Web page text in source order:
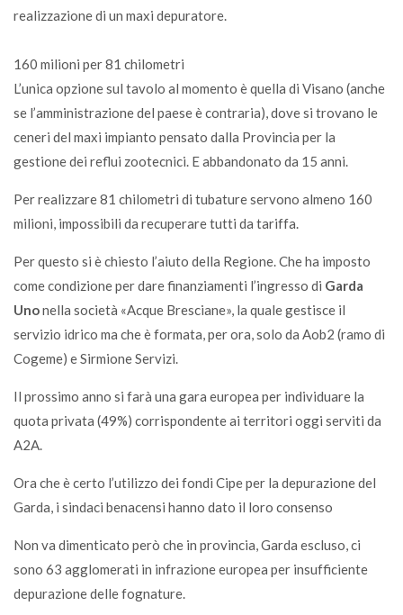
realizzazione di un maxi depuratore.
160 milioni per 81 chilometri
L’unica opzione sul tavolo al momento è quella di Visano (anche
se l’amministrazione del paese è contraria), dove si trovano le
ceneri del maxi impianto pensato dalla Provincia per la
gestione dei reflui zootecnici. E abbandonato da 15 anni.
Per realizzare 81 chilometri di tubature servono almeno 160
milioni, impossibili da recuperare tutti da tariffa.
Per questo si è chiesto l’aiuto della Regione. Che ha imposto
come condizione per dare finanziamenti l’ingresso di Garda
Unonella società «Acque Bresciane», la quale gestisce il
servizio idrico ma che è formata, per ora, solo da Aob2 (ramo di
Cogeme) e Sirmione Servizi.
Il prossimo anno si farà una gara europea per individuare la
quota privata (49%) corrispondente ai territori oggi serviti da
A2A.
Ora che è certo l’utilizzo dei fondi Cipe per la depurazione del
Garda, i sindaci benacensi hanno dato il loro consenso
Non va dimenticato però che in provincia, Garda escluso, ci
sono 63 agglomerati in infrazione europea per insufficiente
depurazione delle fognature.